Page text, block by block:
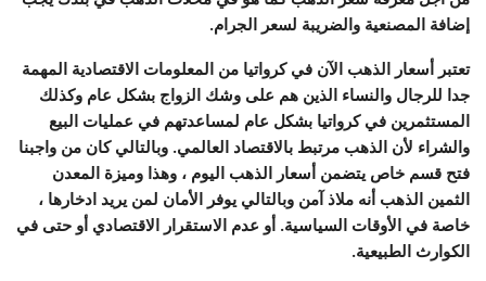
إضافة المصنعية والضريبة لسعر الجرام.
تعتبر أسعار الذهب الآن في كرواتيا من المعلومات الاقتصادية المهمة
جدا للرجال والنساء الذين هم على وشك الزواج بشكل عام وكذلك
المستثمرين في كرواتيا بشكل عام لمساعدتهم في عمليات البيع
والشراء لأن الذهب مرتبط بالاقتصاد العالمي. وبالتالي كان من واجبنا
فتح قسم خاص يتضمن أسعار الذهب اليوم ، وهذا وميزة المعدن
الثمين الذهب أنه ملاذ آمن وبالتالي يوفر الأمان لمن يريد ادخارها ،
خاصة في الأوقات السياسية. أو عدم الاستقرار الاقتصادي أو حتى في
الكوارث الطبيعية.